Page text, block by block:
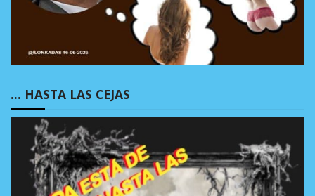
… HASTA LAS CEJAS